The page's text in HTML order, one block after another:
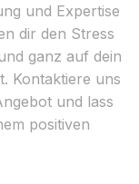
und Expertise
dir den Stress
ganz auf dein
Kontaktiere uns
und lass
positiven